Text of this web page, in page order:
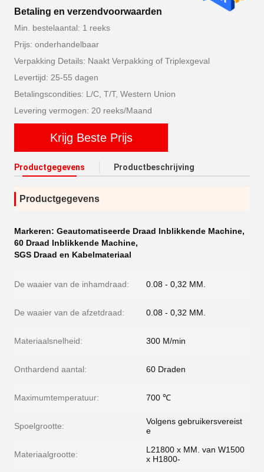
Betaling en verzendvoorwaarden
Min. bestelaantal: 1 reeks
Prijs: onderhandelbaar
Verpakking Details: Naakt Verpakking of Triplexgeval
Levertijd: 25-55 dagen
Betalingscondities: L/C, T/T, Western Union
Levering vermogen: 20 reeks/Maand
Krijg Beste Prijs
Productgegevens Productbeschrijving
Productgegevens
Markeren: Geautomatiseerde Draad Inblikkende Machine,
60 Draad Inblikkende Machine,
SGS Draad en Kabelmateriaal
De waaier van de inhamdraad: 0.08 - 0,32 MM.
De waaier van de afzetdraad: 0.08 - 0,32 MM.
Materiaalsnelheid: 300 M/min
Onthardend aantal: 60 Draden
Maximumtemperatuur: 700 ℃
Spoelgrootte:
Volgens gebruikersvereist
e
Materiaalgrootte:
L21800 x MM. van W1500
x H1800-